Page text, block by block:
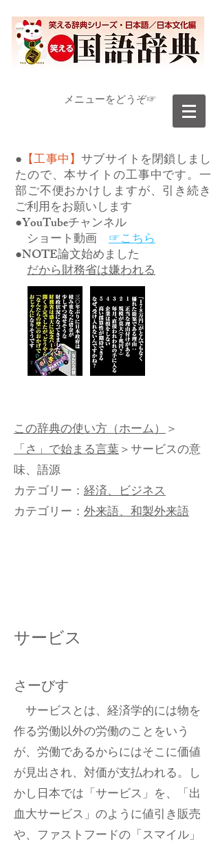
​メニューをどうぞ☞
● 【工事中】サブサイトを閉鎖しまし
たので、本サイトの工事中です。一
部ご不便おかけしますが、引き続き
ご利用をお願いします
●YouTubeチャンネル
ショート動画 ☞こちら
●NOTE論文始めました
だから財務省は嫌われる
この辞典の使い方（ホーム）＞
「さ」で始まる言葉＞サービスの意
味、語源
カテゴリー： 経済、ビジネス
カテゴリー： 外来語、和製外来語
サービス
さーびす
サービスとは、経済学的には物を
作る労働以外の労働のことをいう
が、労働であるからにはそこに価値
が見出され、対価が支払われる。し
かし日本では「サービス」を、「出
血大サービス」のように値引き販売
や、ファストフードの「スマイル」